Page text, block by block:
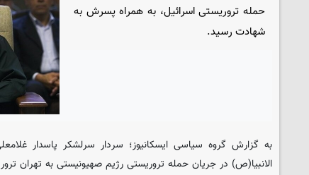
حمله تروریستی اسرائیل، به همراه پسرش به
شهادت رسید.
به گزارش گروه سیاسی ایسکانیوز؛ سردار سرلشکر پاسدار
الانبیا(ص) در جریان حمله تروریستی رژیم صهیونیستی به تهران